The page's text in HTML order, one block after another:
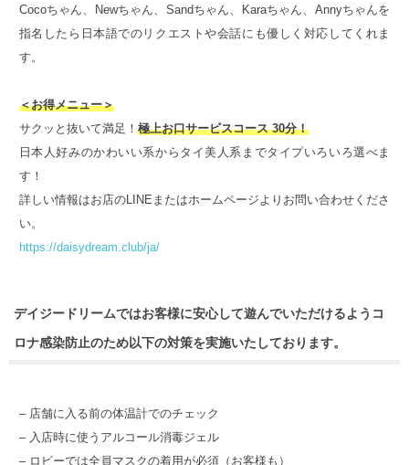
Cocoちゃん、Newちゃん、Sandちゃん、Karaちゃん、Annyちゃんを
指名したら日本語でのリクエストや会話にも優しく対応してくれま
す。
＜お得メニュー＞
サクッと抜いて満足！ 極上お口サービスコース 30分！
日本人好みのかわいい系からタイ美人系までタイプいろいろ選べま
す！
詳しい情報はお店のLINEまたはホームページよりお問い合わせくださ
い。
https://daisydream.club/ja/
デイジードリームではお客様に安心して遊んでいただけるようコ
ロナ感染防止のため以下の対策を実施いたしております。
– 店舗に入る前の体温計でのチェック
– 入店時に使うアルコール消毒ジェル
– ロビーでは全員マスクの着用が必須（お客様も）